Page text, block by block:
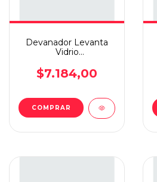
Devanador Levanta
Vidrio
3 Pat I
$7.184,00
COMPRAR